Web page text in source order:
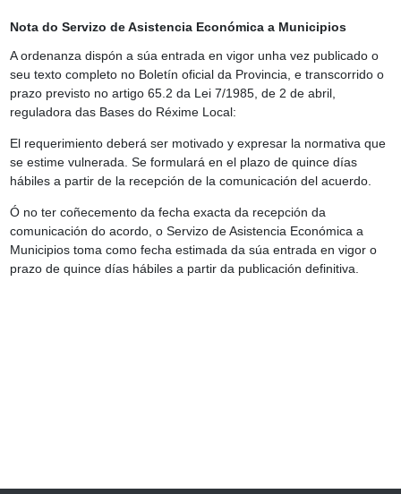
Nota do Servizo de Asistencia Económica a Municipios
Aordenanza dispón a súa entrada en vigor unha vez publicado o
seu texto completo no Boletín oficial da Provincia, e transcorrido o
prazo previsto no artigo 65.2 da Lei 7/1985, de 2 de abril,
reguladora das Bases do Réxime Local:
El requerimiento deberá ser motivado y expresar la normativa que
se estime vulnerada. Se formulará en el plazo de quince días
hábiles a partir de la recepción de la comunicación del acuerdo.
Ó no ter coñecemento da fecha exacta da recepción da
comunicación do acordo, o Servizo de Asistencia Económica a
Municipios toma como fecha estimada da súa entrada en vigor o
prazo de quince días hábiles a partir da publicación definitiva.